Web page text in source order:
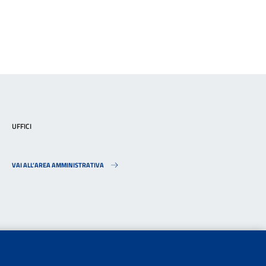
UFFICI
VAI ALL’AREA AMMINISTRATIVA